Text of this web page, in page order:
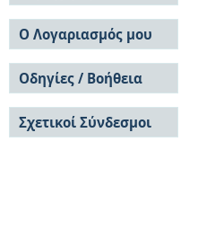
Σε όλο το DSpace
Κοινότητες & Συλλογές
Ανά Ημερομηνία
Έκδοσης
Συγγραφείς
Τίτλοι
Θέματα
Ο Λογαριασμός μου
Σύνδεση
Εγγραφή
Οδηγίες / Βοήθεια
Οδηγίες Υποβολής
Οδηγίες Χρήσης ΙΑ
Συχνές Ερωτήσεις
Σχετικοί Σύνδεσμοι